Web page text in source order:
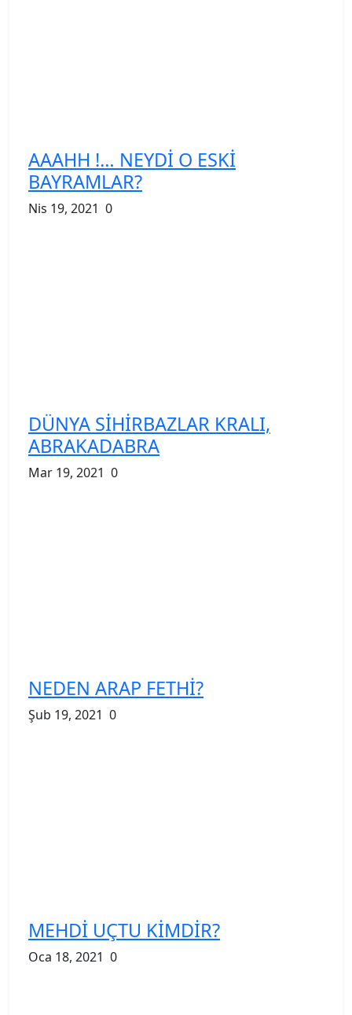
AAAHH !… NEYDİ O ESKİ
BAYRAMLAR?
Nis 19, 2021 0
DÜNYA SİHİRBAZLAR KRALI,
ABRAKADABRA
Mar 19, 2021 0
NEDEN ARAP FETHİ?
Şub 19, 2021 0
MEHDİ UÇTU KİMDİR?
Oca 18, 2021 0